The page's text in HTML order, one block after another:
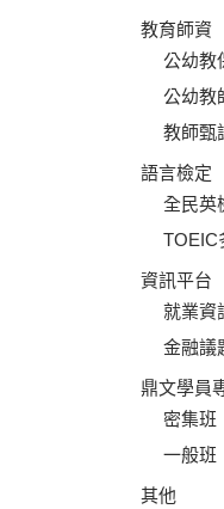
教育師資
公幼教
公幼教
教師甄
語言檢定
全民英
TOEIC
資訊平台
就業資
金融議
鼎文學員
密集班
一般班
其他